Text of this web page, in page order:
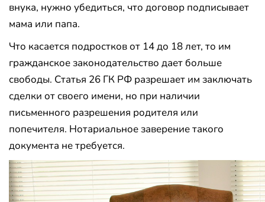
внука, нужно убедиться, что договор подписывает
мама или папа.
Что касается подростков от 14 до 18 лет, то им
гражданское законодательство дает больше
свободы. Статья 26 ГК РФ разрешает им заключать
сделки от своего имени, но при наличии
письменного разрешения родителя или
попечителя. Нотариальное заверение такого
документа не требуется.